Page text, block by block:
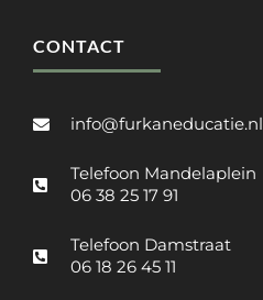
CONTACT
info@furkaneducatie.nl
Telefoon Mandelaplein
06 38 25 17 91
Telefoon Damstraat
06 18 26 45 11